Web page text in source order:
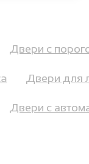
Двери с
Двери для
Двери с